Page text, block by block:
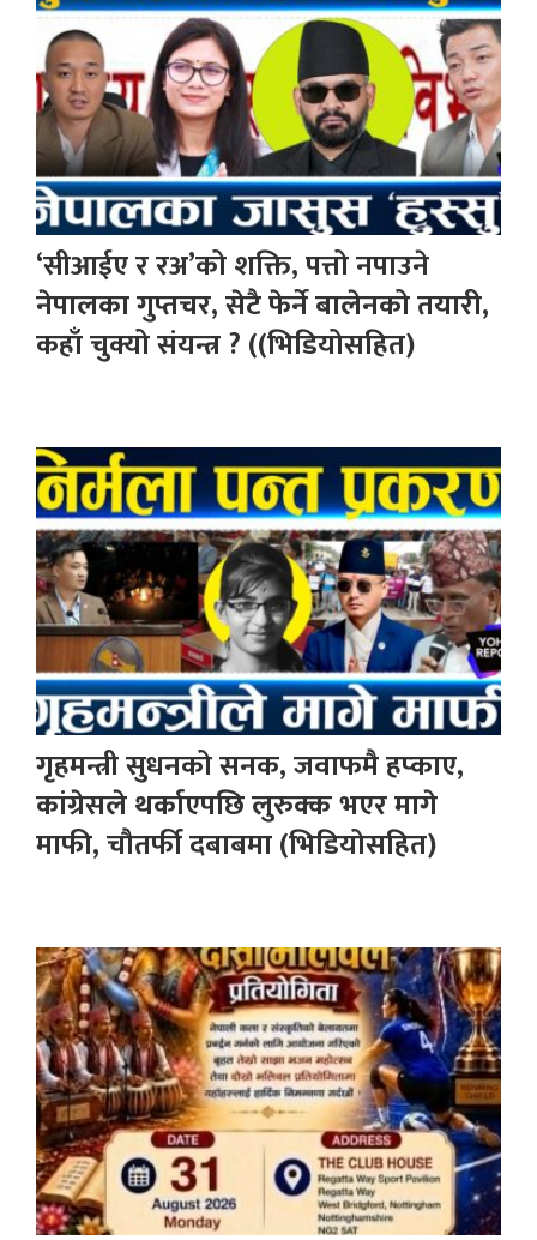
‘सीआईए र रअ’को शक्ति, पत्तो नपाउने
नेपालका गुप्तचर, सेटै फेर्ने बालेनको तयारी,
कहाँ चुक्यो संयन्त्र ? ((भिडियोसहित)
गृहमन्त्री सुधनको सनक, जवाफमै हप्काए,
कांग्रेसले थर्काएपछि लुरुक्क भएर मागे
माफी, चौतर्फी दबाबमा (भिडियोसहित)